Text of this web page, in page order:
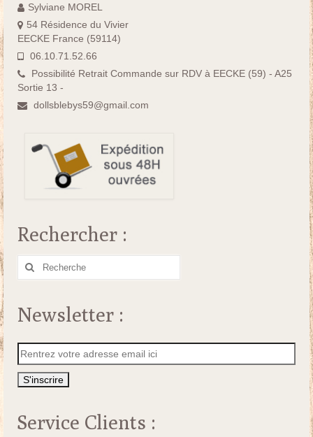
Sylviane MOREL
54 Résidence du Vivier
EECKE France (59114)
06.10.71.52.66
Possibilité Retrait Commande sur RDV à EECKE (59) - A25
Sortie 13 -
dollsblebys59@gmail.com
Rechercher :
Rechercher
Newsletter :
Service Clients :